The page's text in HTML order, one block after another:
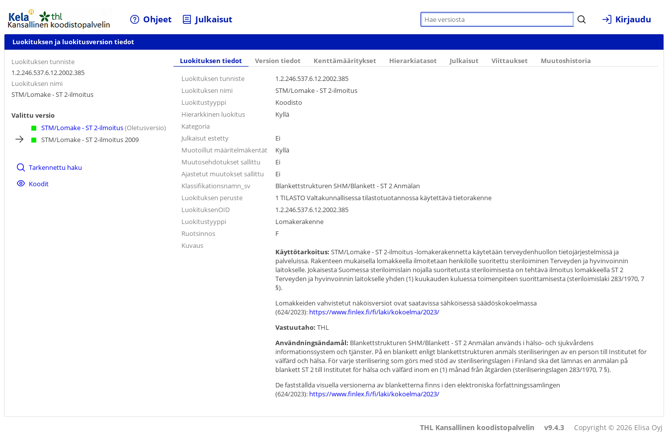
Ohjeet Julkaisut Kirjaudu
Luokituksen ja luokitusversion tiedot
Luokituksen tunniste
1.2.246.537.6.12.2002.385
Luokituksen nimi
STM/Lomake - ST 2-ilmoitus
Valittu versio
STM/Lomake - ST 2-ilmoitus(Oletusversio)
STM/Lomake - ST 2-ilmoitus 2009
Tarkennettu haku
Koodit
Luokituksen tiedot Version tiedot Kenttämääritykset Hierarkiatasot Julkaisut Viittaukset Muutoshistoria
Luokituksen tunniste
1.2.246.537.6.12.2002.385
Luokituksen nimi
STM/Lomake - ST 2-ilmoitus
Luokitustyyppi
Koodisto
Hierarkkinen luokitus
Kyllä
Kategoria
Julkaisut estetty
Ei
Muotoillut määritelmäkentät
Kyllä
Muutosehdotukset sallittu
Ei
Ajastetut muutokset sallittu
Ei
Klassifikationsnamn_sv
Blankettstrukturen SHM/Blankett - ST 2 Anmälan
Luokituksen peruste
1 TILASTO Valtakunnallisessa tilastotuotannossa käytettävä tietorakenne
LuokituksenOID
1.2.246.537.6.12.2002.385
Luokitustyyppi
Lomakerakenne
Ruotsinnos
F
Kuvaus
Käyttötarkoitus: STM/Lomake - ST 2-ilmoitus -lomakerakennetta käytetään terveydenhuollon tietojärjestelmissä ja
palveluissa. Rakenteen mukaisella lomakkeella ilmoitetaan henkilölle suoritettu steriloiminen Terveyden ja hyvinvoinnin
laitokselle. Jokaisesta Suomessa steriloimislain nojalla suoritetusta steriloimisesta on tehtävä ilmoitus lomakkeella ST 2
Terveyden ja hyvinvoinnin laitokselle yhden (1) kuukauden kuluessa toimenpiteen suorittamisesta (steriloimislaki 283/1970, 7
§).
Lomakkeiden vahvistetut näköisversiot ovat saatavissa sähköisessä säädöskokoelmassa
(624/2023): https://www.finlex.fi/fi/laki/kokoelma/2023/
Vastuutaho: THL
Användningsändamål: Blankettstrukturen SHM/Blankett - ST 2 Anmälan används i hälso- och sjukvårdens
informationssystem och tjänster. På en blankett enligt blankettstrukturen anmäls steriliseringen av en person till Institutet för
välfärd och hälsa. För varje sterilisering som görs med stöd av steriliseringslagen i Finland ska det lämnas en anmälan på
blankett ST 2 till Institutet för hälsa och välfärd inom en (1) månad från åtgärden (steriliseringslagen 283/1970, 7 §).
De fastställda visuella versionerna av blanketterna finns i den elektroniska författningssamlingen
(624/2023): https://www.finlex.fi/fi/laki/kokoelma/2023/
THL Kansallinen koodistopalvelin v9.4.3 Copyright © 2026 Elisa Oyj